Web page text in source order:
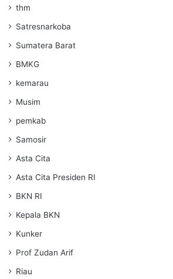
thm
Satresnarkoba
Sumatera Barat
BMKG
kemarau
Musim
pemkab
Samosir
Asta Cita
Asta Cita Presiden RI
BKN RI
Kepala BKN
Kunker
Prof Zudan Arif
Riau